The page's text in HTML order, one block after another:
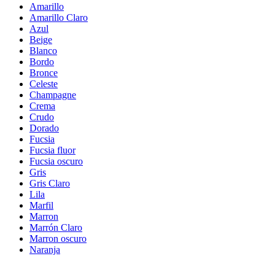
Amarillo
Amarillo Claro
Azul
Beige
Blanco
Bordo
Bronce
Celeste
Champagne
Crema
Crudo
Dorado
Fucsia
Fucsia fluor
Fucsia oscuro
Gris
Gris Claro
Lila
Marfil
Marron
Marrón Claro
Marron oscuro
Naranja